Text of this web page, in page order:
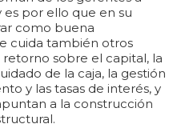
por ello que en su
como buena
cuida también otros
retorno sobre el capital, la
de la caja, la gestión
y las tasas de interés, y
a la construcción